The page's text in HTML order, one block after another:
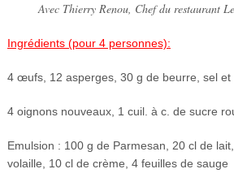
Avec Thierry Renou, Chef du restaurant
Ingrédients (pour 4 personnes):
4 œufs, 12 asperges, 30 g de beurre, sel et
4 oignons nouveaux, 1 cuil. à c. de sucre
Emulsion : 100 g de Parmesan, 20 cl de
volaille, 10 cl de crème, 4 feuilles de sauge